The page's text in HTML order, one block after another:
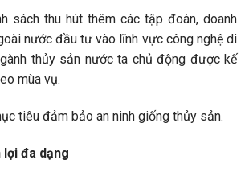
sách thu hút thêm các tập đoàn, doanh
nước đầu tư vào lĩnh vực công nghệ di
thủy sản nước ta chủ động được kế
mùa vụ.
tiêu đảm bảo an ninh giống thủy sản.
đa dạng